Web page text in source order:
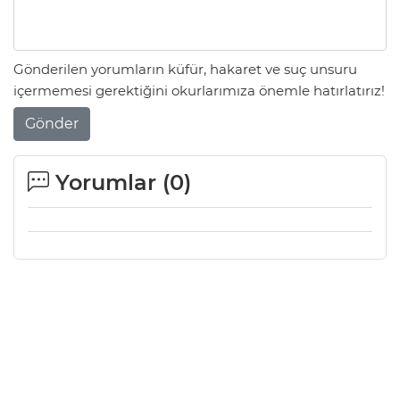
Gönderilen yorumların küfür, hakaret ve suç unsuru
içermemesi gerektiğini okurlarımıza önemle hatırlatırız!
Gönder
Yorumlar (0)